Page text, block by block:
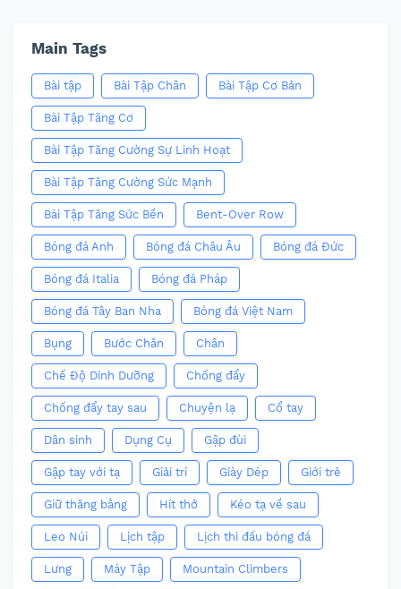
Main Tags
Bài tập Bài Tập Chân Bài Tập Cơ Bản
Bài Tập Tăng Cơ
Bài Tập Tăng Cường Sự Linh Hoạt
Bài Tập Tăng Cường Sức Mạnh
Bài Tập Tăng Sức Bền Bent-Over Row
Bóng đá Anh Bóng đá Châu Âu Bóng đá Đức
Bóng đá Italia Bóng đá Pháp
Bóng đá Tây Ban Nha Bóng đá Việt Nam
Bụng Bước Chân Chân
Chế Độ Dinh Dưỡng Chống đẩy
Chống đẩy tay sau Chuyện lạ Cổ tay
Dân sinh Dụng Cụ Gập đùi
Gập tay với tạ Giải trí Giày Dép Giới trẻ
Giữ thăng bằng Hít thở Kéo tạ về sau
Leo Núi Lịch tập Lịch thi đấu bóng đá
Lưng Máy Tập Mountain Climbers